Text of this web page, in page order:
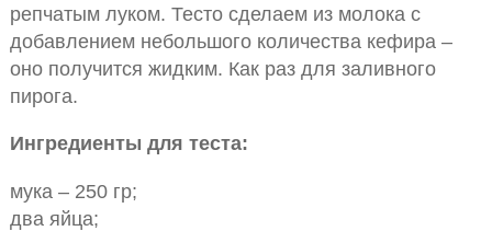
репчатым луком. Тесто сделаем из молока с
добавлением небольшого количества кефира –
оно получится жидким. Как раз для заливного
пирога.
Ингредиенты для теста:
мука – 250 гр;
два яйца;